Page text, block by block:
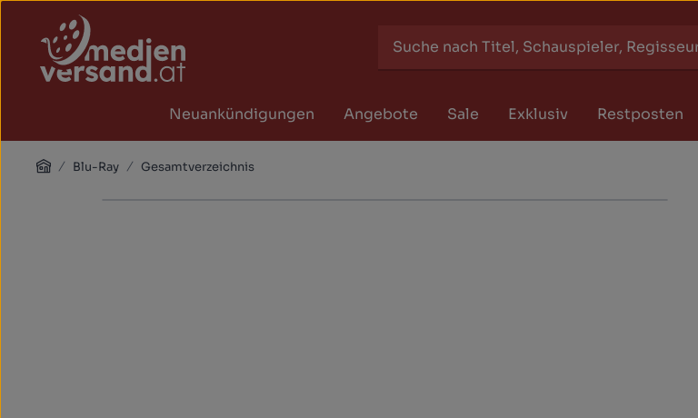
Zum Hauptinhalt springen
Zur Suche springen
Zur Hauptnavigation springen
Neuankündigungen Angebote Sale Exklusiv Restposten
HomeBlu-Ray Gesamtverzeichnis